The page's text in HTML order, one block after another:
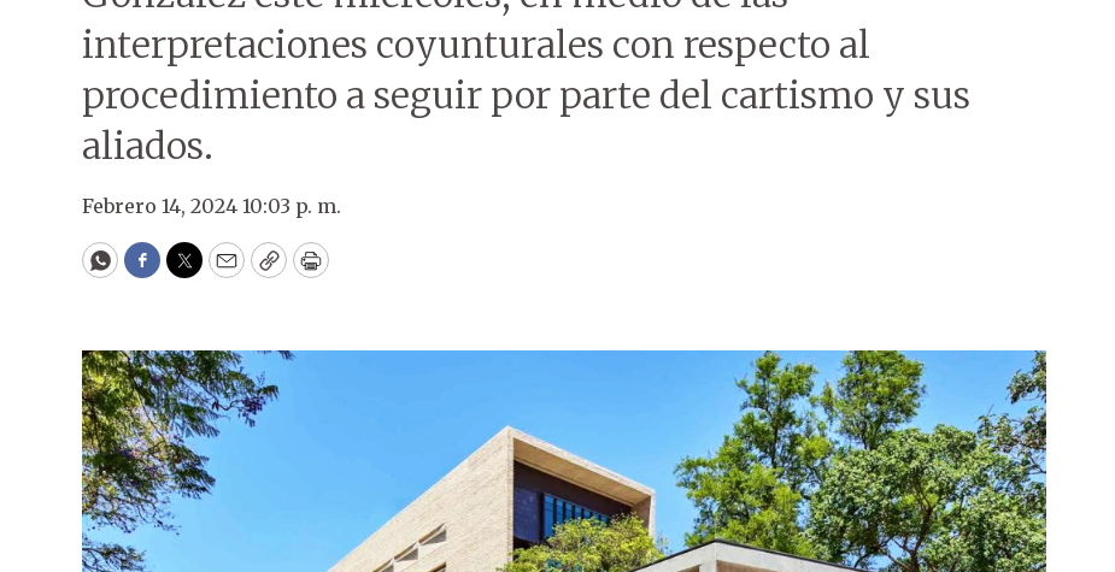
interpretaciones coyunturales con respecto al
procedimiento a seguir por parte del cartismo y sus
aliados.
Febrero 14, 2024 10:03 p. m.
WhatsApp
Facebook
Twitter
EmailCopyPrint